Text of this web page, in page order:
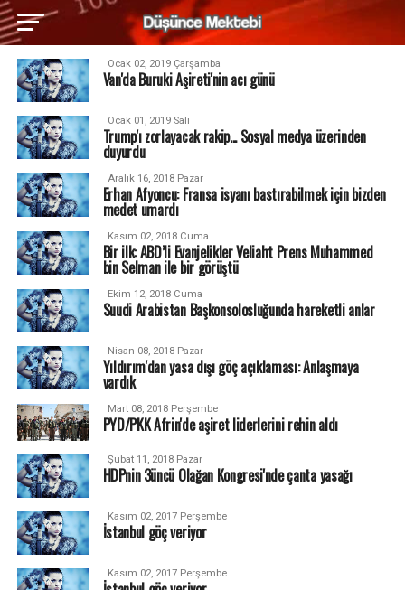
Ocak 02, 2019 Çarşamba
Van'da Buruki Aşireti'nin acı günü
Ocak 01, 2019 Salı
Trump'ı zorlayacak rakip... Sosyal medya üzerinden
duyurdu
Aralık 16, 2018 Pazar
Erhan Afyoncu: Fransa isyanı bastırabilmek için bizden
medet umardı
Kasım 02, 2018 Cuma
Bir ilk: ABD’li Evanjelikler Veliaht Prens Muhammed
bin Selman ile bir görüştü
Ekim 12, 2018 Cuma
Suudi Arabistan Başkonsolosluğunda hareketli anlar
Nisan 08, 2018 Pazar
Yıldırım'dan yasa dışı göç açıklaması: Anlaşmaya
vardık
Mart 08, 2018 Perşembe
PYD/PKK Afrin'de aşiret liderlerini rehin aldı
Şubat 11, 2018 Pazar
HDPnin 3üncü Olağan Kongresi'nde çanta yasağı
Kasım 02, 2017 Perşembe
İstanbul göç veriyor
Kasım 02, 2017 Perşembe